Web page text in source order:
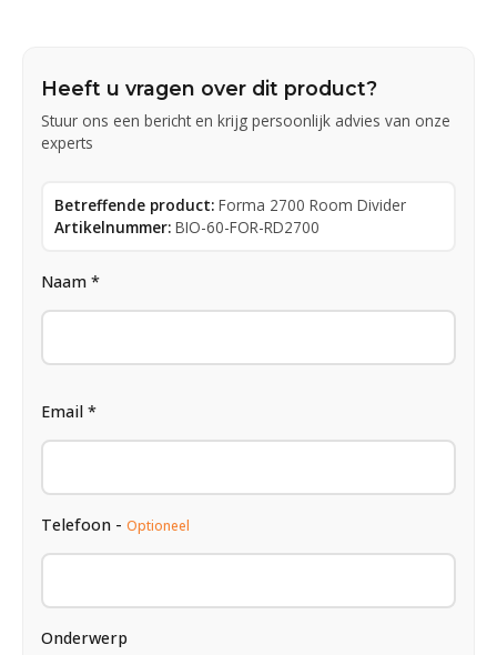
Heeft u vragen over dit product?
Stuur ons een bericht en krijg persoonlijk advies van onze
experts
Betreffende product: Forma 2700 Room Divider
Artikelnummer: BIO-60-FOR-RD2700
Naam *
Email *
Telefoon - Optioneel
Onderwerp